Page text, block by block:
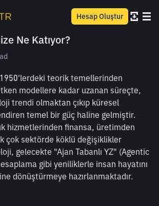
Hesap Oluştur
Ne Katıyor?
1950'lerdeki teorik temellerinden
modellere kadar uzanan süreçte,
trendi olmaktan çıkıp küresel
temel bir güç haline gelmiştir.
hizmetlerinden finansa, üretimden
çok sektörde köklü değişiklikler
gelecekte "Ajan Tabanlı YZ" (Agentic
gibi yeniliklerle insan hayatını
dönüştürmeye hazırlanmaktadır.